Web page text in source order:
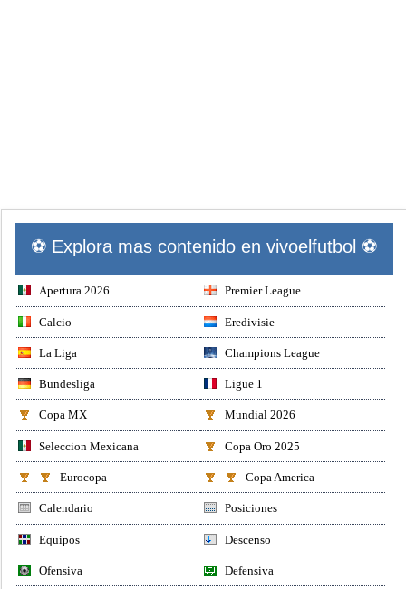
⚽ Explora mas contenido en vivoelfutbol ⚽
Apertura 2026 Premier League
Calcio Eredivisie
La Liga Champions League
Bundesliga Ligue 1
Copa MX Mundial 2026
Seleccion Mexicana Copa Oro 2025
Eurocopa Copa America
Calendario Posiciones
Equipos Descenso
Ofensiva Defensiva